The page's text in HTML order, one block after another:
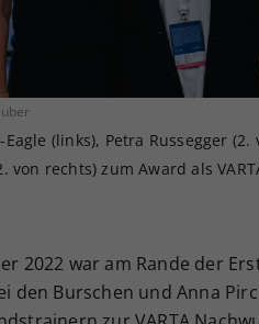
Eagle (links), Petra Russegger
von rechts) zum Award als
2022 war am Rande der
den Burschen und Anna